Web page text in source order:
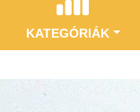
KATEGÓRIÁK